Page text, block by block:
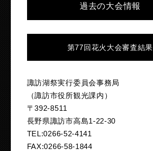
過去の大会情報
第77回花火大会審査結果
諏訪湖祭実行委員会事務局
（諏訪市役所観光課内）
〒392-8511
長野県諏訪市高島1-22-30
TEL:0266-52-4141
FAX:0266-58-1844